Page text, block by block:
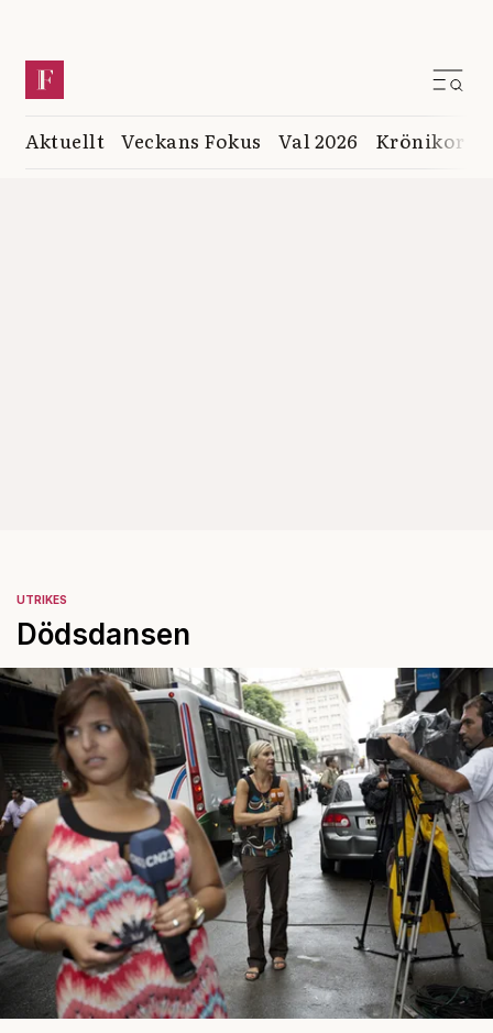
Aktuellt Veckans Fokus Val 2026 Krönikor
UTRIKES
Dödsdansen